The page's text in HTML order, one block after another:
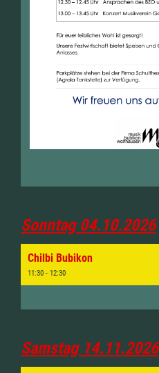
Sonntag 04.10.2026
Chilbi Bubikon
11:30 - 12:30
Samstag 14.11.2026